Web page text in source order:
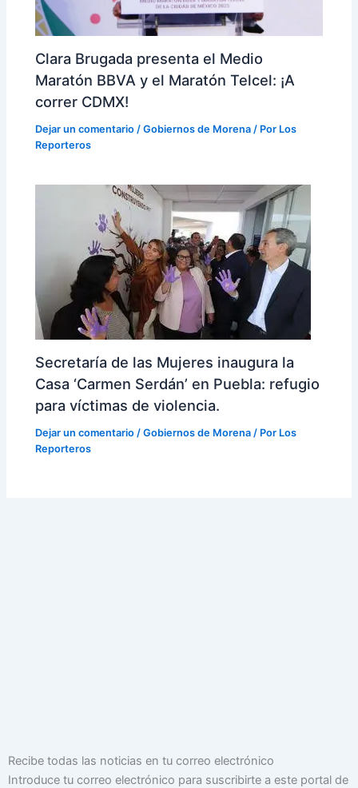
Clara Brugada presenta el Medio
Maratón BBVA y el Maratón Telcel: ¡A
correr CDMX!
Dejar un comentario /Gobiernos de Morena / Por Los
Reporteros
Secretaría de las Mujeres inaugura la
Casa ‘Carmen Serdán’ en Puebla: refugio
para víctimas de violencia.
Dejar un comentario /Gobiernos de Morena / Por Los
Reporteros
Recibe todas las noticias en tu correo electrónico
Introduce tu correo electrónico para suscribirte a este portal de
Dirección
de